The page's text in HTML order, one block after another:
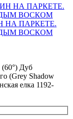
НА ПАРКЕТЕ.
ВОСКОМ
(60°) Дуб
(Grеy Shadow
елка 1192-